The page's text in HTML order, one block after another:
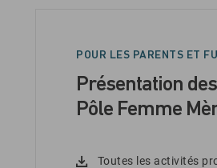
POUR LES PARENTS ET
Présentation
Pôle Femme
Toutes les activités